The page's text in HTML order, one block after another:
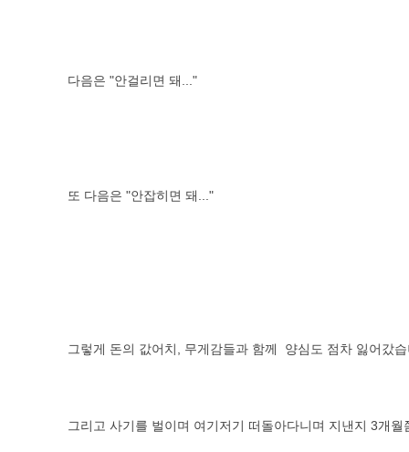
다음은 "안걸리면 돼..."
또 다음은 "안잡히면 돼..."
그렇게 돈의 값어치, 무게감들과 함께 양심도 점차 잃어갔
그리고 사기를 벌이며 여기저기 떠돌아다니며 지낸지 3개월